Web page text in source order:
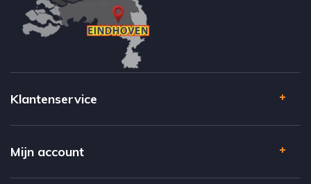
Klantenservice
Mijn account